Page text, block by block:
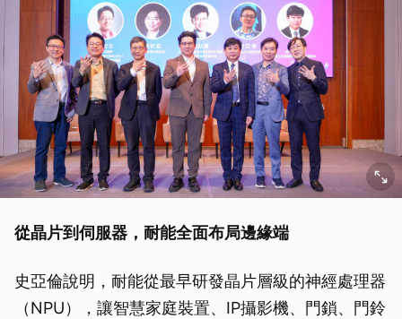
從晶片到伺服器，耐能全面布局邊緣端
史亞倫說明，耐能從最早研發晶片層級的神經處理器
（NPU），讓智慧家庭裝置、IP攝影機、門鎖、門鈴